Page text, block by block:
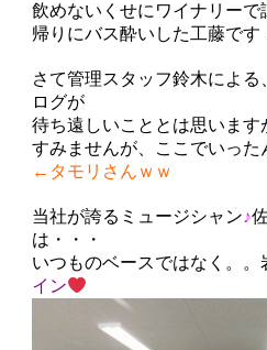
飲めないくせにワイナリーで
帰りにバス酔いした工藤です
さて管理スタッフ鈴木によ
ログが
待ち遠しいこととは思います
すみませんが、ここでいった
←タモリさんｗｗ
当社が誇るミュージシャン♪
は・・・
いつものベースではなく。
イン